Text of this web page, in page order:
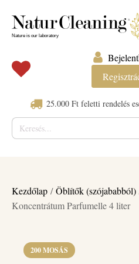
25.000 Ft feletti rendelés
Keresés:
Kezdőlap /Öblítők (szójababból)
Koncentrátum Parfumelle 4 liter
200 MOSÁS